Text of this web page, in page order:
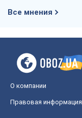
Все мнения
О компании
Правовая информация